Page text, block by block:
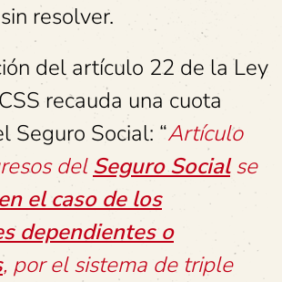
resolver.
del artículo 22 de la Ley
recauda una cuota
Seguro Social: “Artículo
delSeguro Socialse
en el caso de los
dependientes o
, por el sistema de triple